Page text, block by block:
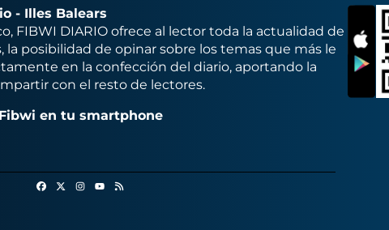
- Illes Balears
FIBWI DIARIO ofrece al lector toda la actualidad de
la posibilidad de opinar sobre los temas que más le
en la confección del diario, aportando la
con el resto de lectores.
Fibwi en tu smartphone
FacebookInstagram